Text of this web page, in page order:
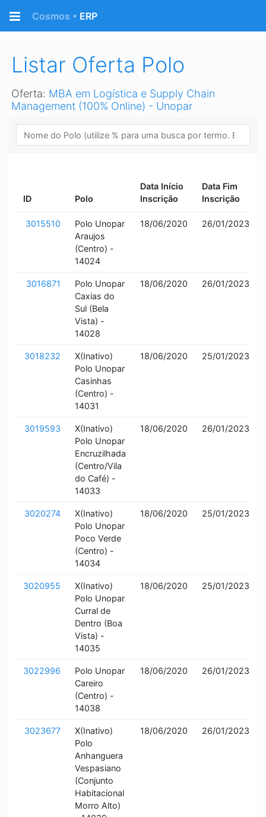
Retornar a página Inicial
Cosmos • ERP
Listar Oferta Polo
Oferta: MBA em Logística e Supply Chain
Management (100% Online) - Unopar
ID Polo
Data Início
Inscrição
Data Fim
Inscrição
3015510
Polo Unopar
Araujos
(Centro) -
14024
18/06/2020 26/01/2023
3016871
Polo Unopar
Caxias do
Sul (Bela
Vista) -
14028
18/06/2020 26/01/2023
3018232
X(Inativo)
Polo Unopar
Casinhas
(Centro) -
14031
18/06/2020 25/01/2023
3019593
X(Inativo)
Polo Unopar
Encruzilhada
(Centro/Vila
do Café) -
14033
18/06/2020 26/01/2023
3020274
X(Inativo)
Polo Unopar
Poco Verde
(Centro) -
14034
18/06/2020 25/01/2023
3020955
X(Inativo)
Polo Unopar
Curral de
Dentro (Boa
Vista) -
14035
18/06/2020 25/01/2023
3022996
Polo Unopar
Careiro
(Centro) -
14038
18/06/2020 26/01/2023
3023677
X(Inativo)
Polo
Anhanguera
Vespasiano
(Conjunto
Habitacional
Morro Alto)
18/06/2020 26/01/2023